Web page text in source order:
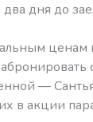
дня до
ценам
—
в акции